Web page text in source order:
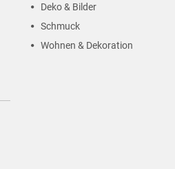
Deko & Bilder
Schmuck
Wohnen & Dekoration